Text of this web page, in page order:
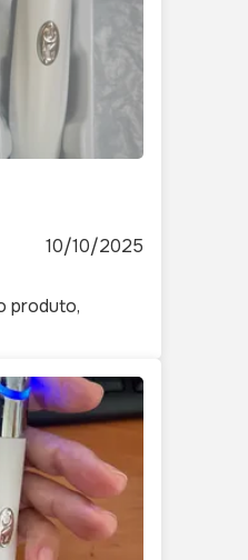
10/10/2025
produto,